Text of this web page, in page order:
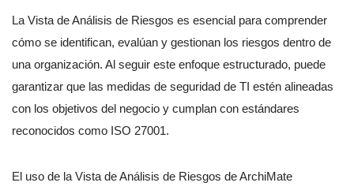
La Vista de Análisis de Riesgos es esencial para comprender
cómo se identifican, evalúan y gestionan los riesgos dentro de
una organización. Al seguir este enfoque estructurado, puede
garantizar que las medidas de seguridad de TI estén alineadas
con los objetivos del negocio y cumplan con estándares
reconocidos como ISO 27001.
El uso de la Vista de Análisis de Riesgos de ArchiMate